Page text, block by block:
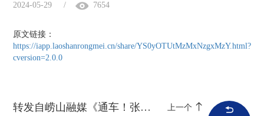
2024-05-29 / 7654
原文链接：
https://iapp.laoshanrongmei.cn/share/YS0yOTUtMzMxNzgxMzY.html?
cversion=2.0.0
转发自崂山融媒《通车！张村河片区的这座桥建成了》 上一个